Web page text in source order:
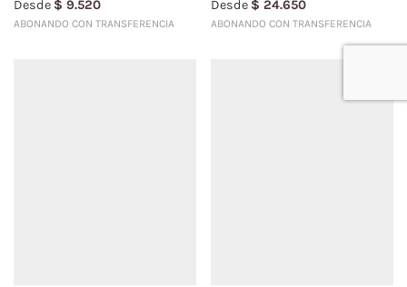
Desde $ 9.520
ABONANDO CON TRANSFERENCIA
Desde $ 24.650
ABONANDO CON TRANSFERENCIA